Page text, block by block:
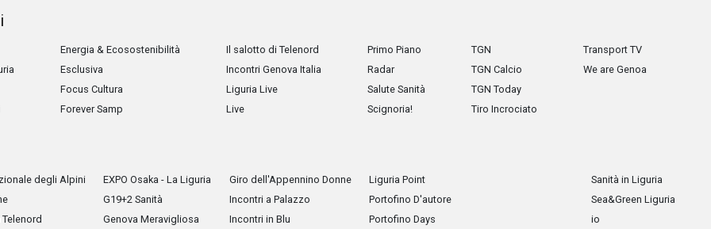
Energia & Ecosostenibilità
Esclusiva
Focus Cultura
Forever Samp
Il salotto di Telenord
Incontri Genova Italia
Liguria Live
Live
Primo Piano
Radar
Salute Sanità
Scignoria!
TGN
TGN Calcio
TGN Today
Tiro Incrociato
Transport TV
We are Genoa
degli Alpini
EXPO Osaka - La Liguria
G19+2 Sanità
Genova Meravigliosa
Giro dell'Appennino Donne
Incontri a Palazzo
Incontri in Blu
Liguria Point
Portofino D'autore
Portofino Days
Sanità in Liguria
Sea&Green Liguria
io